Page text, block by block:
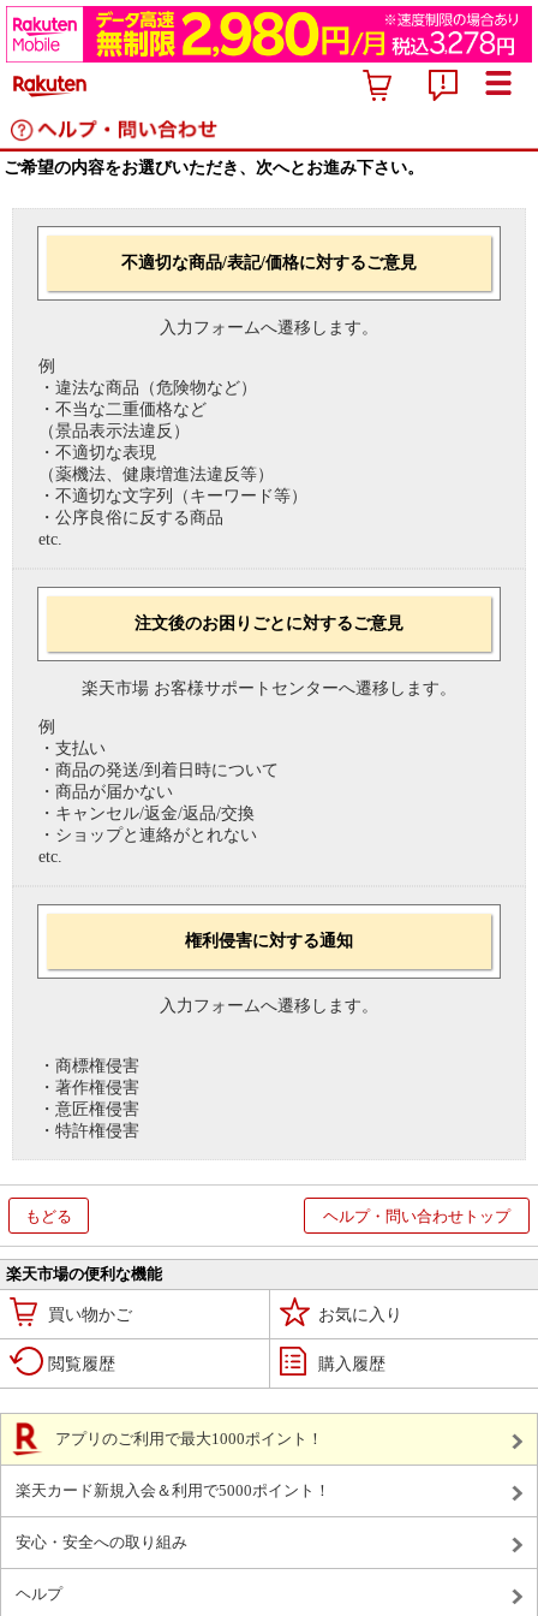
ご希望の内容をお選びいただき、次へとお進み下さい。
不適切な商品/表記/価格に対するご意見
入力フォームへ遷移します。
例
・違法な商品（危険物など）
・不当な二重価格など
（景品表示法違反）
・不適切な表現
（薬機法、健康増進法違反等）
・不適切な文字列（キーワード等）
・公序良俗に反する商品
etc.
注文後のお困りごとに対するご意見
楽天市場 お客様サポートセンターへ遷移します。
例
・支払い
・商品の発送/到着日時について
・商品が届かない
・キャンセル/返金/返品/交換
・ショップと連絡がとれない
etc.
権利侵害に対する通知
入力フォームへ遷移します。
・商標権侵害
・著作権侵害
・意匠権侵害
・特許権侵害
もどる ヘルプ・問い合わせトップ
楽天市場の便利な機能
買い物かご お気に入り
閲覧履歴 購入履歴
アプリのご利用で最大1000ポイント！
楽天カード新規入会＆利用で5000ポイント！
安心・安全への取り組み
ヘルプ